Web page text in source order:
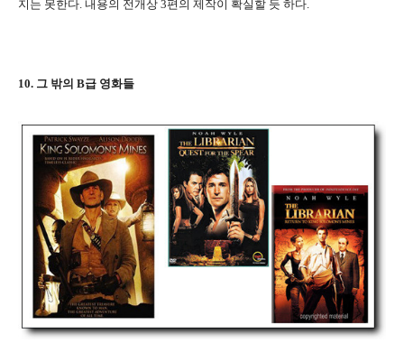
지는 못한다. 내용의 전개상 3편의 제작이 확실할 듯 하다.
10. 그 밖의 B급 영화들